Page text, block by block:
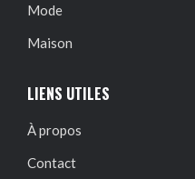
Mode
Maison
LIENS UTILES
À propos
Contact